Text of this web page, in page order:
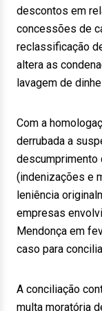
descontos em
concessões de
reclassificação
altera as
lavagem de
Com a
derrubada a
descumprimento
(indenizações e
leniência
empresas
Mendonça em
caso para
A conciliação
multa moratória